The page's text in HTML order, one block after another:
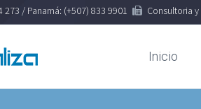
273 / Panamá: (+507) 833 9901 Consultoria
Inicio